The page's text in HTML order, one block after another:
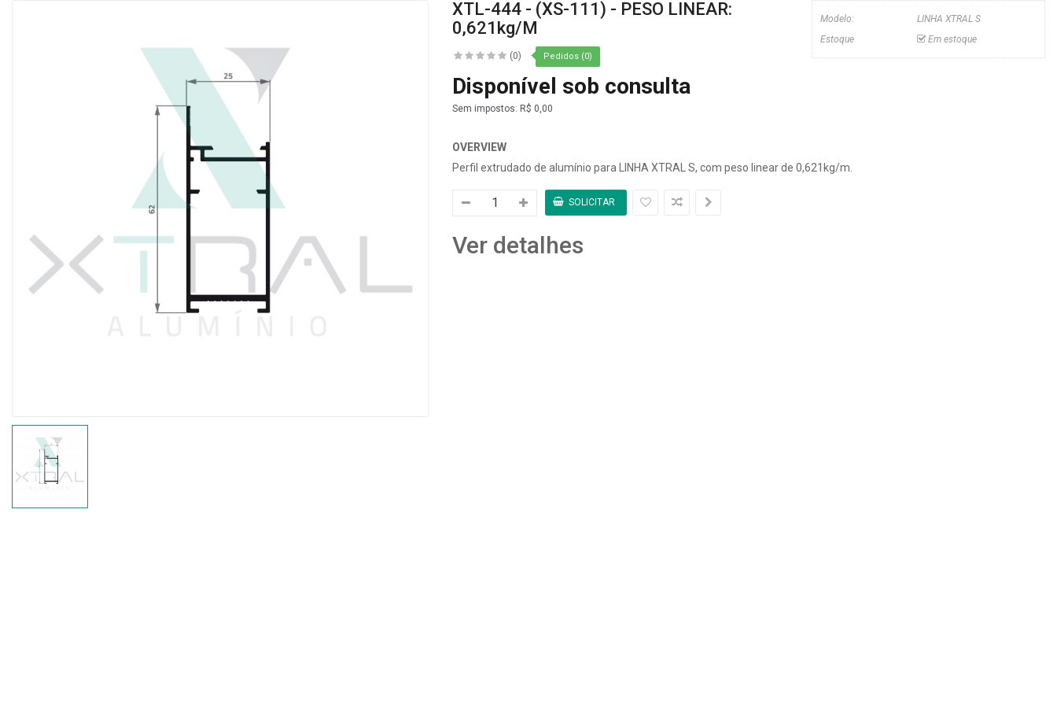
XTL-444 - (XS-111) - PESO LINEAR:
0,621kg/m
(0) Pedidos (0)
Disponível sob consulta
Sem impostos: R$ 0,00
Modelo:
LINHA XTRAL S
Estoque
Em estoque
OVERVIEW
Perfil extrudado de alumínio para LINHA XTRAL S, com peso linear de 0,621kg/m.
Ver detalhes